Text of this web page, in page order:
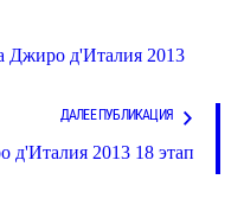
Джиро д'Италия 2013
ДАЛЕЕ ПУБЛИКАЦИЯ
д'Италия 2013 18 этап